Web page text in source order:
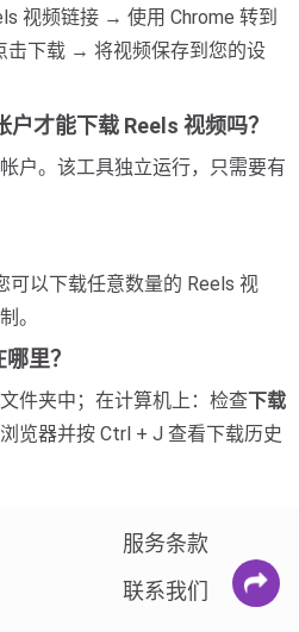
视频链接 → 使用 Chrome 转到
下载 → 将视频保存到您的设
才能下载 Reels 视频吗？
户。该工具独立运行，只需要有
可以下载任意数量的 Reels 视
。
里？
文件夹中；在计算机上：检查下载
览器并按 Ctrl + J 查看下载历史
服务条款
联系我们